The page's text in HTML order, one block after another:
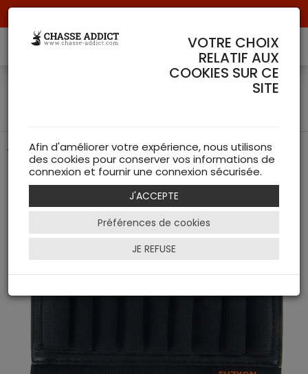
Cartouchière de crosse - 9
Accès rapide à vos balles
VOTRE CHOIX
RELATIF AUX
COOKIES SUR CE
SITE
Afin d'améliorer votre expérience, nous utilisons
des cookies pour conserver vos informations de
connexion et fournir une connexion sécurisée.
J'ACCEPTE
Préférences de cookies
JE REFUSE